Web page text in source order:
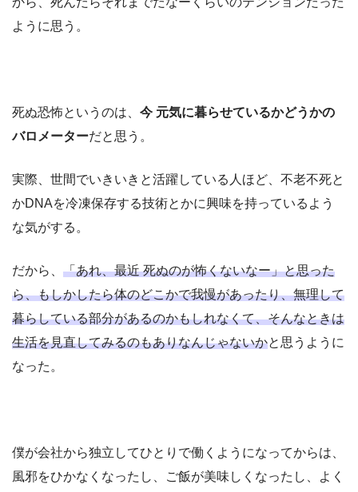
ように思う。
死ぬ恐怖というのは、 今 元気に暮らせているかどうかの
バロメーターだと思う。
実際、世間でいきいきと活躍している人ほど、不老不死と
かDNAを冷凍保存する技術とかに興味を持っているよう
な気がする。
だから、 「あれ、最近 死ぬのが怖くないなー」と思った
ら、もしかしたら体のどこかで我慢があったり、無理して
暮らしている部分があるのかもしれなくて、そんなときは
生活を見直してみるのもありなんじゃないかと思うように
なった。
僕が会社から独立してひとりで働くようになってからは、
風邪をひかなくなったし、ご飯が美味しくなったし、よく